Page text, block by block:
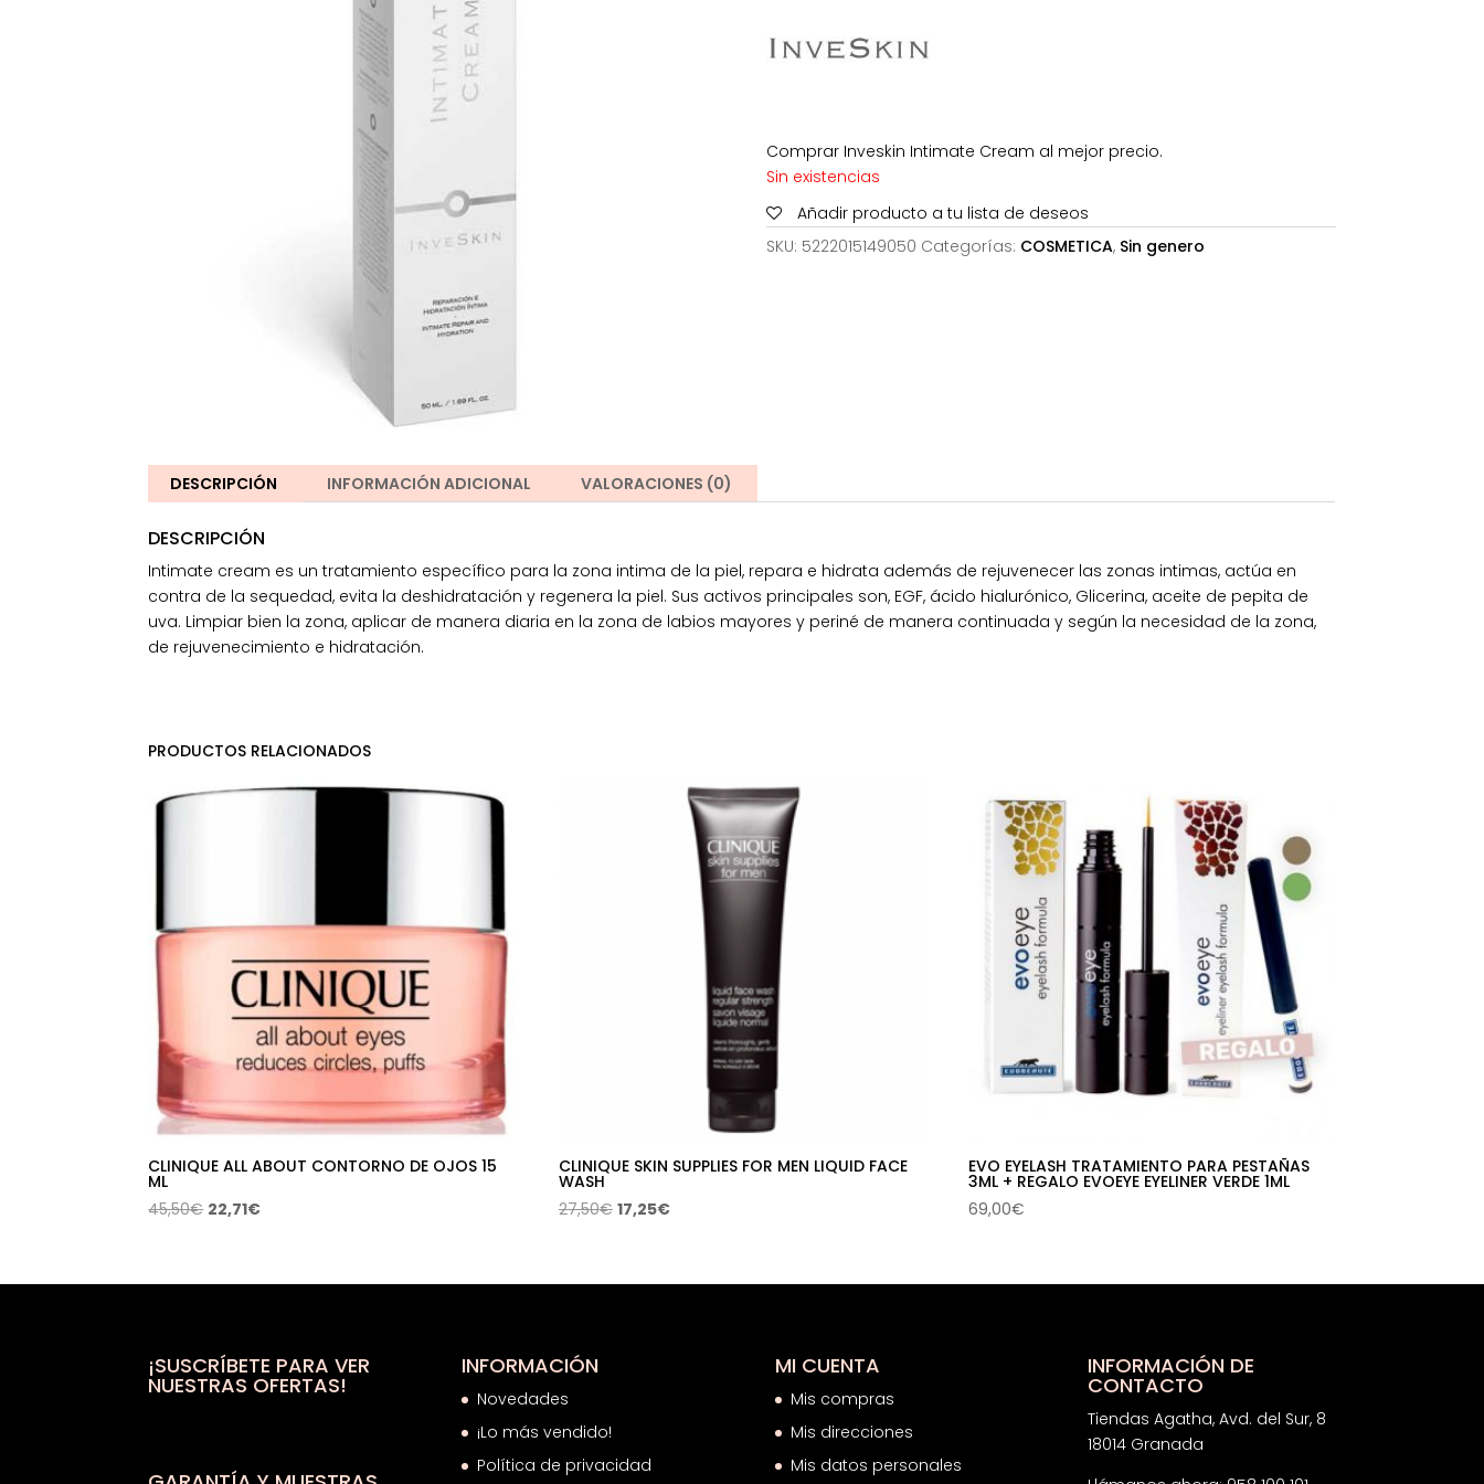
Comprar Inveskin Intimate Cream al mejor precio.
Sin existencias
Añadir producto a tu lista de deseos
SKU: 5222015149050 Categorías: COSMETICA, Sin genero
DESCRIPCIÓN INFORMACIÓN ADICIONAL VALORACIONES (0)
DESCRIPCIÓN
Intimate cream es un tratamiento específico para la zona intima de la piel, repara e hidrata además de rejuvenecer las zonas intimas, actúa en
contra de la sequedad, evita la deshidratación y regenera la piel. Sus activos principales son, EGF, ácido hialurónico, Glicerina, aceite de pepita de
uva. Limpiar bien la zona, aplicar de manera diaria en la zona de labios mayores y periné de manera continuada y según la necesidad de la zona,
de rejuvenecimiento e hidratación.
PRODUCTOS RELACIONADOS
CLINIQUE ALL ABOUT CONTORNO DE OJOS 15
ML
45,50€ El
era:
22,71€El
es:
CLINIQUE SKIN SUPPLIES FOR MEN LIQUID FACE
WASH
27,50€ El
era:
17,25€El
es:
EVO EYELASH TRATAMIENTO PARA PESTAÑAS
3ML + REGALO EVOEYE EYELINER VERDE 1ML
69,00€
¡SUSCRÍBETE PARA VER
NUESTRAS OFERTAS!
INFORMACIÓN
Novedades
¡Lo más vendido!
Política de privacidad
MI CUENTA
Mis compras
Mis direcciones
Mis datos personales
INFORMACIÓN DE
CONTACTO
Tiendas Agatha, Avd. del Sur, 8
18014 Granada